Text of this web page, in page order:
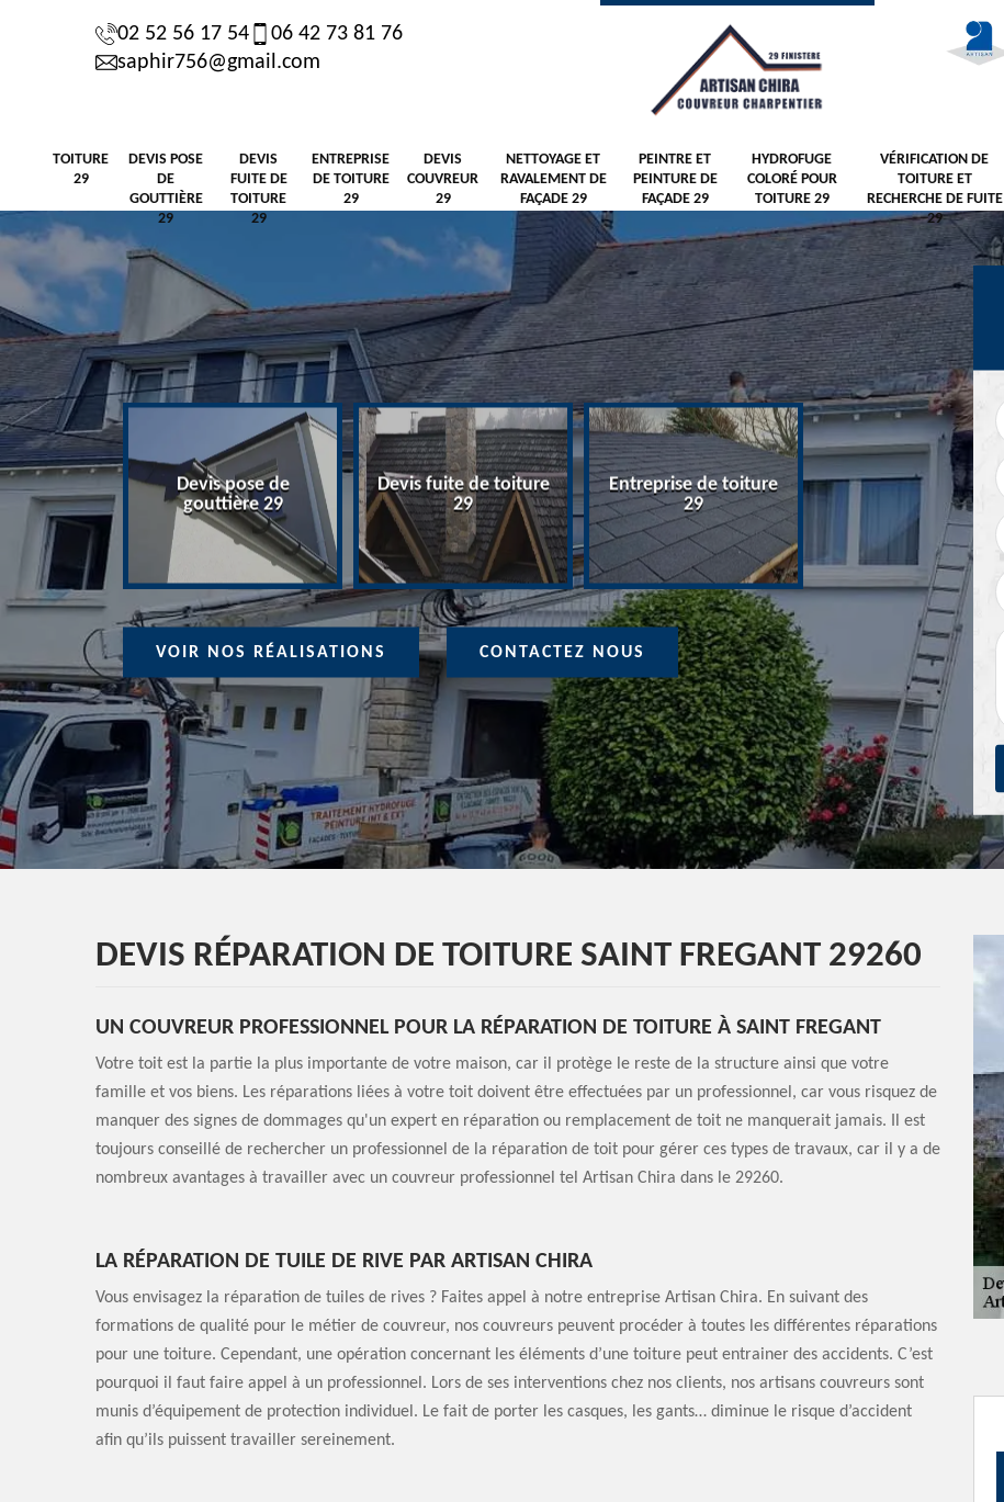
02 52 56 17 54
06 42 73 81 76
saphir756@gmail.com
TOITURE
29
DEVIS POSE
DE
GOUTTIÈRE
29
DEVIS
FUITE DE
TOITURE
29
ENTREPRISE
DE TOITURE
29
DEVIS
COUVREUR
29
NETTOYAGE ET
RAVALEMENT DE
FAÇADE 29
PEINTRE ET
PEINTURE DE
FAÇADE 29
HYDROFUGE
COLORÉ POUR
TOITURE 29
VÉRIFICATION DE
TOITURE ET
RECHERCHE DE FUITE
29
29
Devis pose de
gouttière 29
Devis fuite de toiture
29
Entreprise de toiture
29
Devis Couvreur 29
VOIR NOS RÉALISATIONS CONTACTEZ NOUS
DEVIS RÉPARATION DE TOITURE SAINT FREGANT 29260
UN COUVREUR PROFESSIONNEL POUR LA RÉPARATION DE TOITURE À SAINT FREGANT
Votre toit est la partie la plus importante de votre maison, car il protège le reste de la structure ainsi que votre
famille et vos biens. Les réparations liées à votre toit doivent être effectuées par un professionnel, car vous risquez de
manquer des signes de dommages qu'un expert en réparation ou remplacement de toit ne manquerait jamais. Il est
toujours conseillé de rechercher un professionnel de la réparation de toit pour gérer ces types de travaux, car il y a de
nombreux avantages à travailler avec un couvreur professionnel tel Artisan Chira dans le 29260.
LA RÉPARATION DE TUILE DE RIVE PAR ARTISAN CHIRA
Vous envisagez la réparation de tuiles de rives ? Faites appel à notre entreprise Artisan Chira. En suivant des
formations de qualité pour le métier de couvreur, nos couvreurs peuvent procéder à toutes les différentes réparations
pour une toiture. Cependant, une opération concernant les éléments d’une toiture peut entrainer des accidents. C’est
pourquoi il faut faire appel à un professionnel. Lors de ses interventions chez nos clients, nos artisans couvreurs sont
munis d’équipement de protection individuel. Le fait de porter les casques, les gants… diminue le risque d’accident
afin qu’ils puissent travailler sereinement.